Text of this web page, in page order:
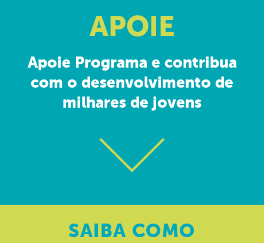
APOIE
Apoie Programa e contribua
com o desenvolvimento de
milhares de jovens
SAIBA COMO